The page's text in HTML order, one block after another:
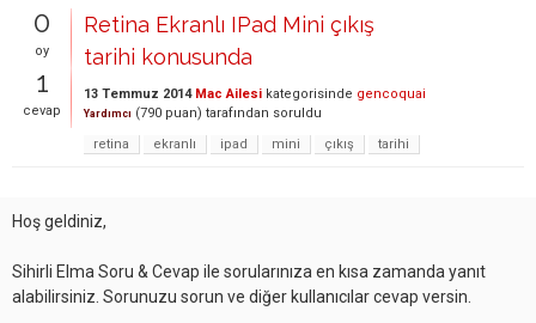
0
oy
1
cevap
Retina Ekranlı IPad Mini çıkış
tarihi konusunda
13 Temmuz 2014 Mac Ailesi kategorisinde gencoquai
Yardımcı (790 puan) tarafından soruldu
retina
ekranlı ipad mini çıkış tarihi
Hoş geldiniz,
Sihirli Elma Soru & Cevap ile sorularınıza en kısa zamanda yanıt
alabilirsiniz. Sorunuzu sorun ve diğer kullanıcılar cevap versin.